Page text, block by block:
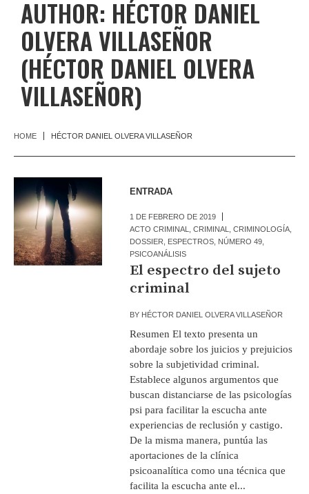
AUTHOR: HÉCTOR DANIEL
OLVERA VILLASEÑOR
(HÉCTOR DANIEL OLVERA
VILLASEÑOR)
HOME HÉCTOR DANIEL OLVERA VILLASEÑOR
ENTRADA
1 DE FEBRERO DE 2019
ACTO CRIMINAL
,CRIMINAL ,CRIMINOLOGÍA
DOSSIER
ESPECTROS NÚMERO 49
PSICOANÁLISIS
El espectro del sujeto
criminal
BY HÉCTOR DANIEL OLVERA VILLASEÑOR
Resumen El texto presenta un
abordaje sobre los juicios y prejuicios
sobre la subjetividad criminal.
Establece algunos argumentos que
buscan distanciarse de las psicologías
psi para facilitar la escucha ante
experiencias de reclusión y castigo.
De la misma manera, puntúa las
aportaciones de la clínica
psicoanalítica como una técnica que
facilita la escucha ante el...